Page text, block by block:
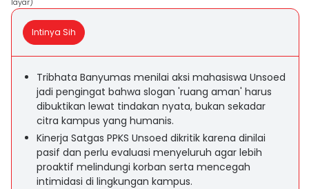
Intinya Sih
Tribhata Banyumas menilai aksi mahasiswa Unsoed
jadi pengingat bahwa slogan 'ruang aman' harus
dibuktikan lewat tindakan nyata, bukan sekadar
citra kampus yang humanis.
Kinerja Satgas PPKS Unsoed dikritik karena dinilai
pasif dan perlu evaluasi menyeluruh agar lebih
proaktif melindungi korban serta mencegah
intimidasi di lingkungan kampus.